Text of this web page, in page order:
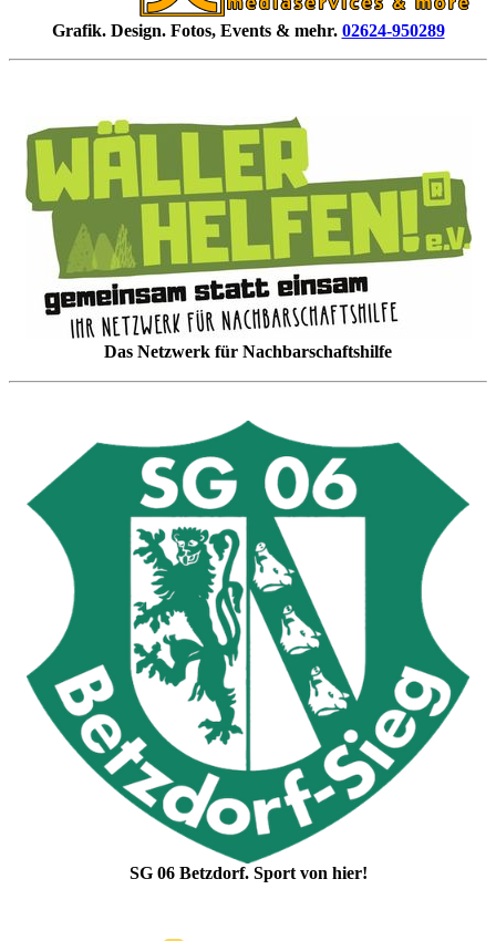
Grafik. Design. Fotos, Events & mehr. 02624-950289
Das Netzwerk für Nachbarschaftshilfe
SG 06 Betzdorf. Sport von hier!